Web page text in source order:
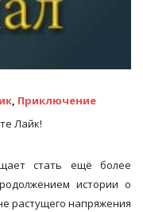
, Приключение
Лайк!
стать ещё более
истории о
растущего напряжения